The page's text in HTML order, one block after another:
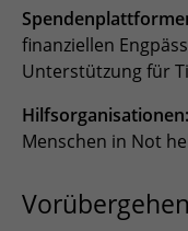
finanziellen
Unterstützung für
Hilfsorganisationen:
Menschen in Not